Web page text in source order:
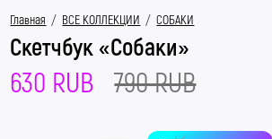
Главная / ВСЕ КОЛЛЕКЦИИ / СОБАКИ
Скетчбук «Собаки»
630 RUB 790 RUB